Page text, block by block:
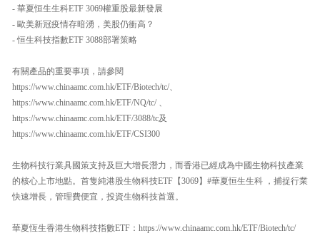
- 華夏恒生生科ETF 3069權重股最新發展
- 歐美新冠疫情存暗湧，美股仍衝高？
- 恒生科技指數ETF 3088部署策略
有關產品的重要事項，請參閱
https://www.chinaamc.com.hk/ETF/Biotech/tc/、
https://www.chinaamc.com.hk/ETF/NQ/tc/ 、
https://www.chinaamc.com.hk/ETF/3088/tc及
https://www.chinaamc.com.hk/ETF/CSI300
生物科技行業具國策支持及巨大增長潛力，而香港已經成為中國生物科技產業
的核心上市地點。首隻純港股生物科技ETF【3069】#華夏恒生生科 ，捕捉行業
快速增長，管理費便宜，投資生物科技首選。
華夏恆生香港生物科技指數ETF：https://www.chinaamc.com.hk/ETF/Biotech/tc/